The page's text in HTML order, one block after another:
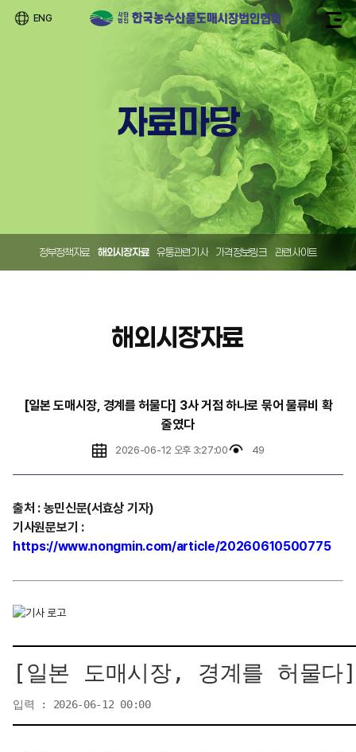
ENG
자료마당
정부정책자료 해외시장자료 유통관련기사 가격정보링크 관련사이트
해외시장자료
[일본 도매시장, 경계를 허물다] 3사 거점 하나로 묶어 물류비 확
줄였다
2026-06-12 오후 3:27:00 49
출처 : 농민신문(서효상 기자)
기사원문보기 :
https://www.nongmin.com/article/20260610500775
[일본 도매시장, 경계를 허물
입력 : 2026-06-12 00:00